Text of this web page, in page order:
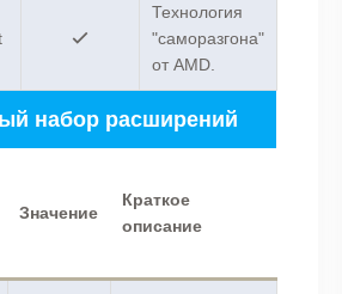
Технология
"саморазгона"
от AMD.
набор расширений
Значение
Краткое
описание